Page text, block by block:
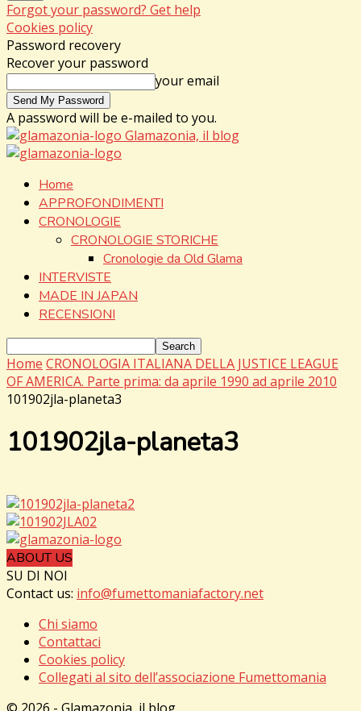
Forgot your password? Get help
Cookies policy
Password recovery
Recover your password
your email
A password will be e-mailed to you.
Glamazonia, il blog
Home
APPROFONDIMENTI
CRONOLOGIE
CRONOLOGIE STORICHE
Cronologie da Old Glama
INTERVISTE
MADE IN JAPAN
RECENSIONI
Home CRONOLOGIA ITALIANA DELLA JUSTICE LEAGUE
OF AMERICA. Parte prima: da aprile 1990 ad aprile 2010
101902jla-planeta3
101902jla-planeta3
ABOUT US
SU DI NOI
Contact us: info@fumettomaniafactory.net
Chi siamo
Contattaci
Cookies policy
Collegati al sito dell’associazione Fumettomania